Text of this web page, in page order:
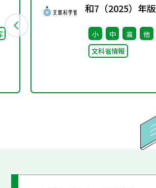
和7（2025）年版
小 中 高 他
文科省情報